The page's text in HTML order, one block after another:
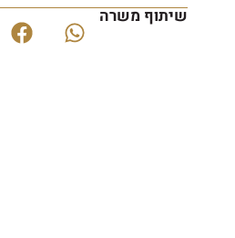
שיתוף משרה